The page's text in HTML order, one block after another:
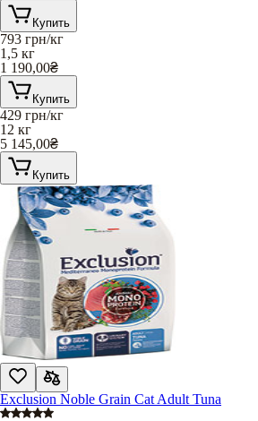
Купить
793 грн/кг
1,5 кг
1 190,00₴
Купить
429 грн/кг
12 кг
5 145,00₴
Купить
Exclusion Noble Grain Cat Adult Tuna